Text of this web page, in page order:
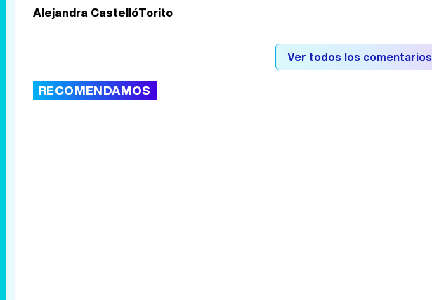
Alejandra CastellóTorito
Ver todos los comentarios
RECOMENDAMOS